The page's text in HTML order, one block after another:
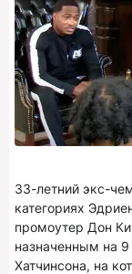
33-летний экс-
категориях
промоутер Дон
назначенным на
Хатчинсона, на